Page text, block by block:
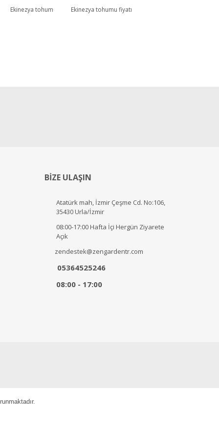
Ekinezya tohum
Ekinezya tohumu fiyatı
BİZE ULAŞIN
Atatürk mah, İzmir Çeşme Cd. No:106,
35430 Urla/İzmir
08:00-17:00 Hafta İçi Hergün Ziyarete
Açık
zendestek@zengardentr.com
05364525246
08:00 - 17:00